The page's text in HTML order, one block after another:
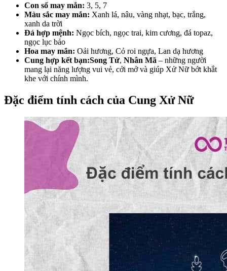
Con số may mắn: 3, 5, 7
Màu sắc may mắn: Xanh lá, nâu, vàng nhạt, bạc, trắng,
xanh da trời
Đá hợp mệnh: Ngọc bích, ngọc trai, kim cương, đá topaz,
ngọc lục bảo
Hoa may mắn: Oải hương, Cỏ roi ngựa, Lan dạ hương
Cung hợp kết bạn:Song Tử, Nhân Mã – những người
mang lại năng lượng vui vẻ, cởi mở và giúp Xử Nữ bớt khắt
khe với chính mình.
Đặc điểm tính cách của Cung Xử Nữ